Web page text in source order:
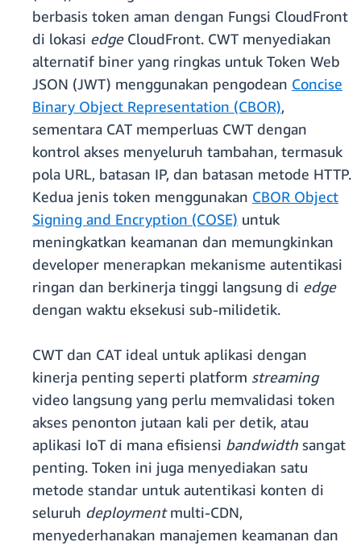
berbasis token aman dengan Fungsi CloudFront
di lokasi edgeCloudFront. CWT menyediakan
alternatif biner yang ringkas untuk Token Web
JSON (JWT) menggunakan pengodean Concise
Binary Object Representation (CBOR),
sementara CAT memperluas CWT dengan
kontrol akses menyeluruh tambahan, termasuk
pola URL, batasan IP, dan batasan metode HTTP.
Kedua jenis token menggunakan CBOR Object
Signing and Encryption (COSE) untuk
meningkatkan keamanan dan memungkinkan
developer menerapkan mekanisme autentikasi
ringan dan berkinerja tinggi langsung di edge
dengan waktu eksekusi sub-milidetik.
CWT dan CAT ideal untuk aplikasi dengan
kinerja penting seperti platform streaming
video langsung yang perlu memvalidasi token
akses penonton jutaan kali per detik, atau
aplikasi IoT di mana efisiensi bandwidth sangat
penting. Token ini juga menyediakan satu
metode standar untuk autentikasi konten di
seluruh deploymentmulti-CDN,
menyederhanakan manajemen keamanan dan